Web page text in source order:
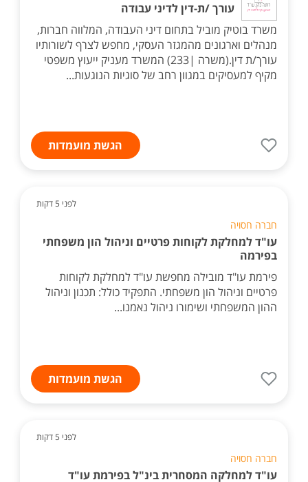
עורך /ת-דין לדיני עבודה
משרד בוטיק מוביל בתחום דיני העבודה, המלווה חברות,
מנהלים וארגונים מהמגזר העסקי, מחפש לצרף לשורותיו
עורך/ת דין.(משרה |233) המשרד מעניק ייעוץ משפטי
מקיף למעסיקים במגוון רחב של סוגיות הנוגעות...
הגשת מועמדות
לפני 5 דקות
חברה חסויה
עו"ד למחלקת לקוחות פרטיים וניהול הון משפחתי
בפירמה
פירמת עו"ד מובילה מחפשת עו"ד למחלקת לקוחות
פרטיים וניהול הון משפחתי. התפקיד כולל: תכנון וניהול
ההון המשפחתי ושימורו ניהול נאמנו...
הגשת מועמדות
לפני 5 דקות
חברה חסויה
עו"ד למחלקה המסחרית בינ"ל בפירמת עו"ד